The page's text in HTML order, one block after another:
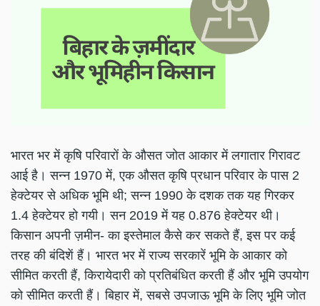
भारत भर में कृषि परिवारों के औसत जोत आकार में लगातार गिरावट
आई है। सन्न 1970 में, एक औसत कृषि प्रधान परिवार के पास 2
हेक्टेयर से अधिक भूमि थी; सन्न 1990 के दशक तक यह गिरकर
1.4 हेक्टेयर हो गयी। सन 2019 में यह 0.876 हेक्टेयर थी।
किसान अपनी ज़मीन- का इस्तेमाल कैसे कर सकते हैं, इस पर कई
तरह की बंदिशें हैं। भारत भर में राज्य सरकारें भूमि के आकार को
सीमित करती हैं, किरायेदारी को प्रतिबंधित करती हैं और भूमि उपयोग
को सीमित करती हैं। बिहार में, सबसे उपजाऊ भूमि के लिए भूमि जोत